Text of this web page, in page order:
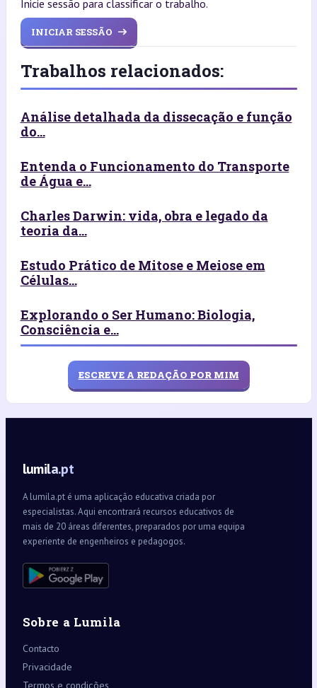
Inicie sessão para classificar o trabalho.
INICIAR SESSÃO
Trabalhos relacionados:
Análise detalhada da dissecação e função
do...
Entenda o Funcionamento do Transporte
de Água e...
Charles Darwin: vida, obra e legado da
teoria da...
Estudo Prático de Mitose e Meiose em
Células...
Explorando o Ser Humano: Biologia,
Consciência e...
ESCREVE A REDAÇÃO POR MIM
lumila.pt
A lumila.pt é uma aplicação educativa criada por
especialistas. Aqui encontrará recursos educativos de
mais de 20 áreas diferentes, preparados por uma equipa
experiente de engenheiros e pedagogos.
Sobre a Lumila
Contacto
Privacidade
Termos e condições